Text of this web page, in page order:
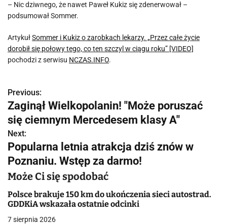
– Nic dziwnego, że nawet Paweł Kukiz się zdenerwował –
podsumował Sommer.
ArtykułSommer i Kukiz o zarobkach lekarzy. „Przez całe życie
dorobił się połowy tego, co ten szczyl w ciągu roku” [VIDEO]
pochodzi z serwisu NCZAS.INFO.
N
a
w
i
g
a
c
Previous:
Zaginął Wielkopolanin! "Może poruszać
się ciemnym Mercedesem klasy A"
Next:
Popularna letnia atrakcja dziś znów w
Poznaniu. Wstęp za darmo!
Może Ci się spodobać
Polsce brakuje 150 km do ukończenia sieci autostrad.
GDDKiA wskazała ostatnie odcinki
7 sierpnia 2026